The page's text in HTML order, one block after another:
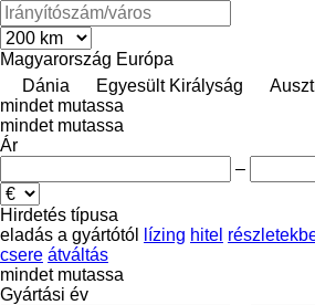
Magyarország Európa
Dánia
Egyesült Királyság
mindet mutassa
mindet mutassa
Ár
–
Hirdetés típusa
eladás a gyártótól lízing hitel
csere átváltás
mindet mutassa
Gyártási év